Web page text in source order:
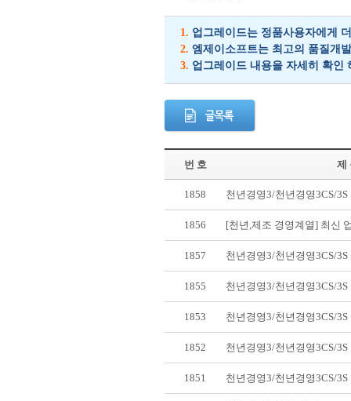
1. 업그레이드는 정품사용자에게
2. 엠제이소프트는 최고의 품질개
3. 업그레이드 내용을 자세히 확인
번 호 제
1858 천년경영3/천년경영3CS/
1856 [천년,제조 경영계열] 최신
1857 천년경영3/천년경영3CS/
1855 천년경영3/천년경영3CS/
1853 천년경영3/천년경영3CS/
1852 천년경영3/천년경영3CS/
1851 천년경영3/천년경영3CS/